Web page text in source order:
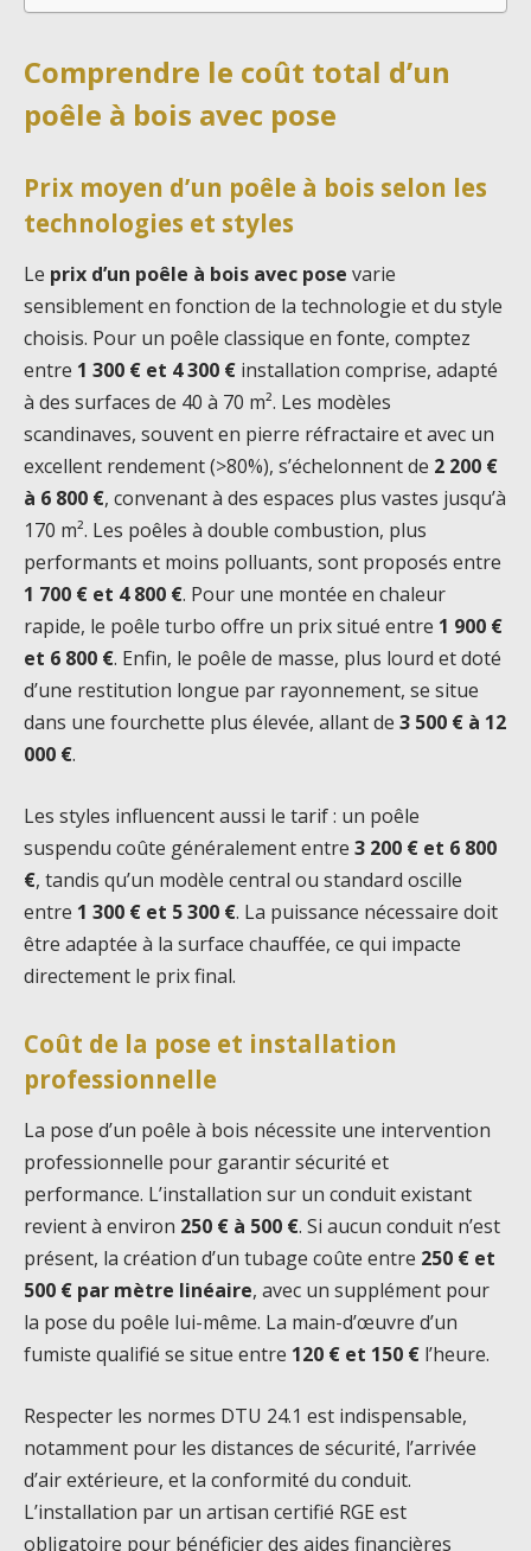
Comprendre le coût total d’un
poêle à bois avec pose
Prix moyen d’un poêle à bois selon les
technologies et styles
Le prix d’un poêle à bois avec pose varie
sensiblement en fonction de la technologie et du style
choisis. Pour un poêle classique en fonte, comptez
entre 1 300 € et 4 300 € installation comprise, adapté
à des surfaces de 40 à 70 m². Les modèles
scandinaves, souvent en pierre réfractaire et avec un
excellent rendement (>80%), s’échelonnent de 2 200 €
à 6 800 €, convenant à des espaces plus vastes jusqu’à
170 m². Les poêles à double combustion, plus
performants et moins polluants, sont proposés entre
1 700 € et 4 800 €. Pour une montée en chaleur
rapide, le poêle turbo offre un prix situé entre 1 900 €
et 6 800 €. Enfin, le poêle de masse, plus lourd et doté
d’une restitution longue par rayonnement, se situe
dans une fourchette plus élevée, allant de 3 500 € à 12
000 €.
Les styles influencent aussi le tarif : un poêle
suspendu coûte généralement entre 3 200 € et 6 800
€, tandis qu’un modèle central ou standard oscille
entre 1 300 € et 5 300 €. La puissance nécessaire doit
être adaptée à la surface chauffée, ce qui impacte
directement le prix final.
Coût de la pose et installation
professionnelle
La pose d’un poêle à bois nécessite une intervention
professionnelle pour garantir sécurité et
performance. L’installation sur un conduit existant
revient à environ 250 € à 500 €. Si aucun conduit n’est
présent, la création d’un tubage coûte entre 250 € et
500 € par mètre linéaire, avec un supplément pour
la pose du poêle lui-même. La main-d’œuvre d’un
fumiste qualifié se situe entre 120 € et 150 € l’heure.
Respecter les normes DTU 24.1 est indispensable,
notamment pour les distances de sécurité, l’arrivée
d’air extérieure, et la conformité du conduit.
L’installation par un artisan certifié RGE est
obligatoire pour bénéficier des aides financières